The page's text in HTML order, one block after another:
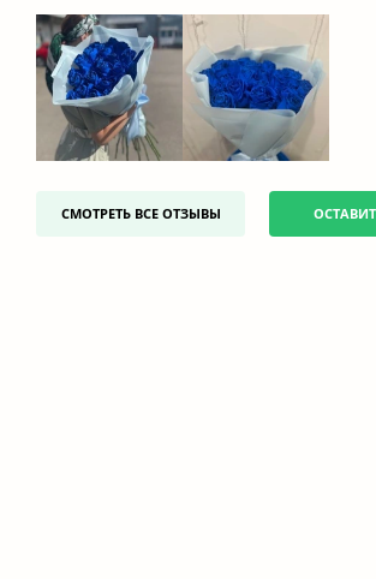
СМОТРЕТЬ ВСЕ ОТЗЫВЫ